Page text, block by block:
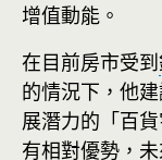
增值動能。
在目前房市受到
的情況下，他
展潛力的「百
有相對優勢，